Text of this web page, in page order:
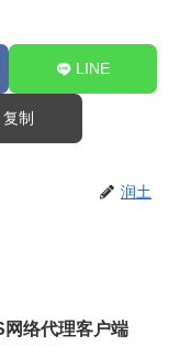
LINE
复制
润土
络代理客户端